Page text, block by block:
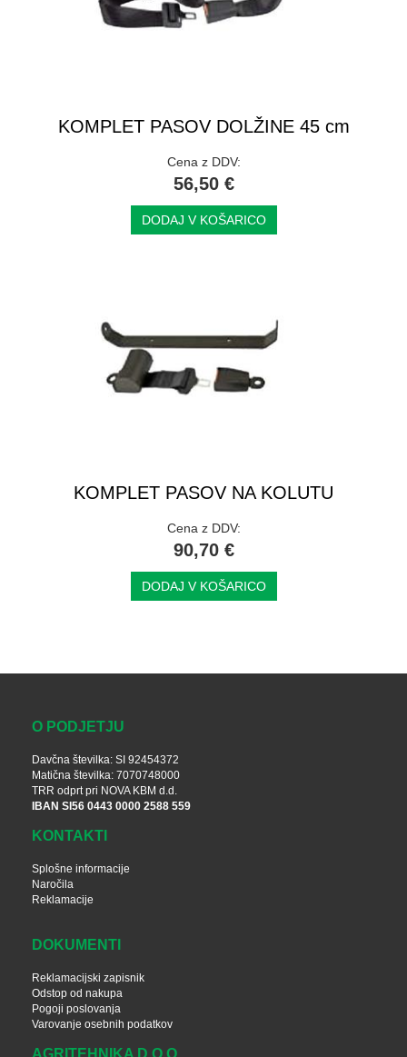
KOMPLET PASOV DOLŽINE 45 cm
Cena z DDV:
56,50 €
DODAJ V KOŠARICO
KOMPLET PASOV NA KOLUTU
Cena z DDV:
90,70 €
DODAJ V KOŠARICO
O PODJETJU
Davčna številka: SI 92454372
Matična številka: 7070748000
TRR odprt pri NOVA KBM d.d.
IBAN SI56 0443 0000 2588 559
KONTAKTI
Splošne informacije
Naročila
Reklamacije
DOKUMENTI
Reklamacijski zapisnik
Odstop od nakupa
Pogoji poslovanja
Varovanje osebnih podatkov
AGRITEHNIKA D.O.O.